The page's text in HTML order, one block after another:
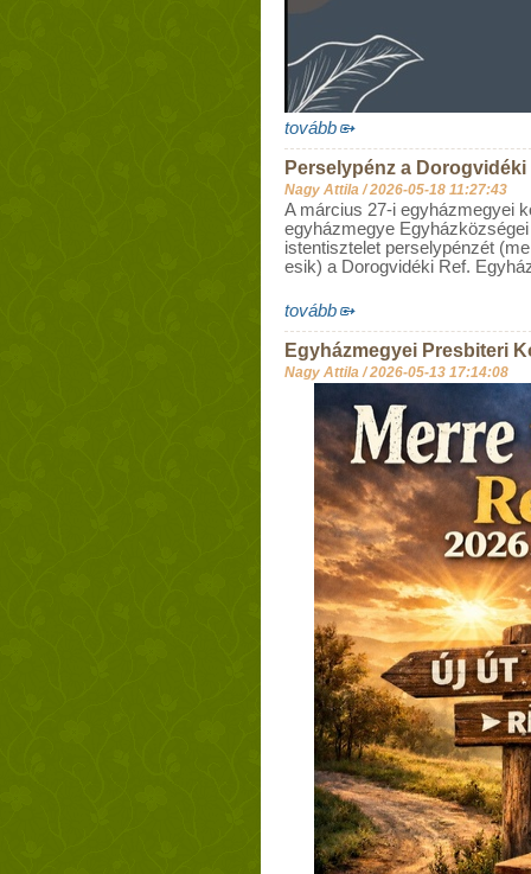
tovább
Perselypénz a
Nagy Attila /2026-05-18 11:27:43
A március 27-i egyházmegyei
egyházmegye
istentisztelet perselypénzét
esik) a Dorogvidéki Ref.
tovább
Egyházmegyei Presbiteri
Nagy Attila /2026-05-13 17:14:08